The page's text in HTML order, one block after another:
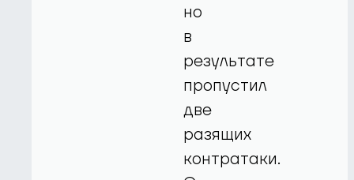
но
в
результате
пропустил
две
разящих
контратаки.